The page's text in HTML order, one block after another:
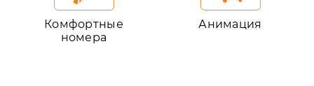
Комфортные
номера
Анимация